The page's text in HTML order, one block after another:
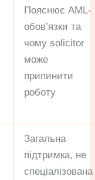
Пояснює AML-
обов’язки та
чому solicitor
може
припинити
роботу
Загальна
підтримка, не
спеціалізована